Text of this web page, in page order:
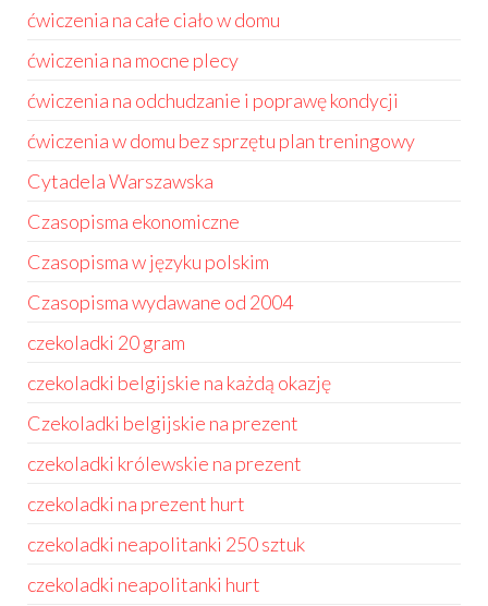
ćwiczenia na całe ciało w domu
ćwiczenia na mocne plecy
ćwiczenia na odchudzanie i poprawę kondycji
ćwiczenia w domu bez sprzętu plan treningowy
Cytadela Warszawska
Czasopisma ekonomiczne
Czasopisma w języku polskim
Czasopisma wydawane od 2004
czekoladki 20 gram
czekoladki belgijskie na każdą okazję
Czekoladki belgijskie na prezent
czekoladki królewskie na prezent
czekoladki na prezent hurt
czekoladki neapolitanki 250 sztuk
czekoladki neapolitanki hurt